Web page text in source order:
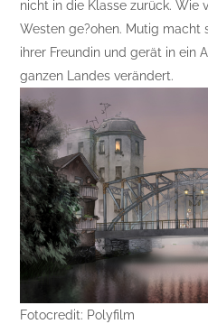
nicht in die Klasse zurück. Wie
Westen ge?ohen. Mutig macht
ihrer Freundin und gerät in ein
ganzen Landes verändert.
Fotocredit: Polyfilm